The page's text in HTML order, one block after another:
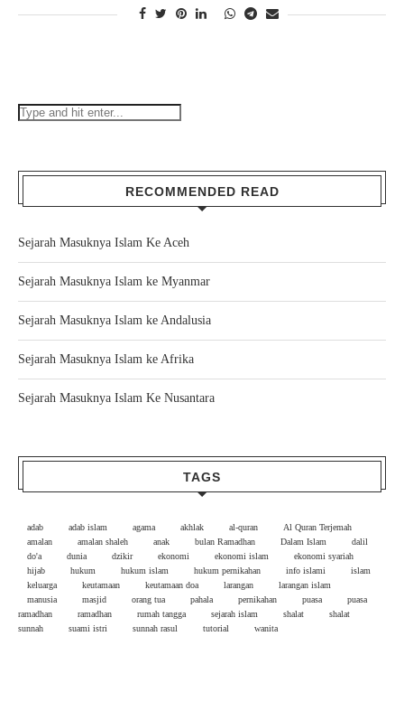
RECOMMENDED READ
Sejarah Masuknya Islam Ke Aceh
Sejarah Masuknya Islam ke Myanmar
Sejarah Masuknya Islam ke Andalusia
Sejarah Masuknya Islam ke Afrika
Sejarah Masuknya Islam Ke Nusantara
TAGS
adab adab islam agama akhlak al-quran
Al Quran Terjemah
amalan
amalan shaleh anak bulan Ramadhan Dalam Islam
dalil
do'a
dunia dzikir ekonomi ekonomi islam
ekonomi syariah
hijab
hukum hukum islam hukum pernikahan info islami
islam
keluarga
keutamaan keutamaan doa larangan
larangan islam
manusia
masjid orang tua pahala pernikahan puasa
puasa
ramadhan
ramadhan rumah tangga sejarah islam shalat
shalat
sunnah
suami istri sunnah rasul tutorial wanita